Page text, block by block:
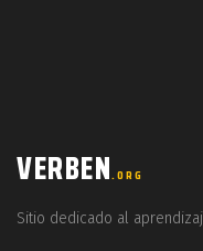
VERBEN.ORG
Sitio dedicado al